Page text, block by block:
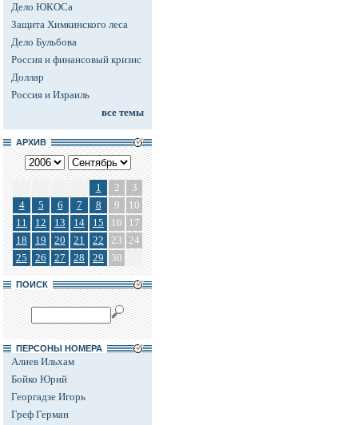
Дело ЮКОСа
Защита Химкинского леса
Дело Бульбова
Россия и финансовый кризис
Доллар
Россия и Израиль
все темы
АРХИВ
1 2
3
4
5 6 7 8 9
10
11
12 13 14 15 16
17
18
19 20 21 22 23 24
25
26 27 28 29 30
ПОИСК
ПЕРСОНЫ НОМЕРА
Алиев Ильхам
Бойко Юрий
Георгадзе Игорь
Греф Герман